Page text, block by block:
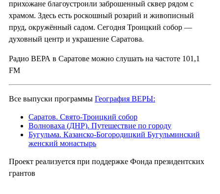
прихожане благоустроили заброшенный сквер рядом с
храмом. Здесь есть роскошный розарий и живописный
пруд, окружённый садом. Сегодня Троицкий собор —
духовный центр и украшение Саратова.
Радио ВЕРА в Саратове можно слушать на частоте 101,1
FM
Все выпуски программы География ВЕРЫ:
Саратов. Свято-Троицкий собор
Волноваха (ДНР). Путешествие по городу
Бугульма. Казанско-Богородицкий Бугульминский
женский монастырь
Проект реализуется при поддержке Фонда президентских
грантов